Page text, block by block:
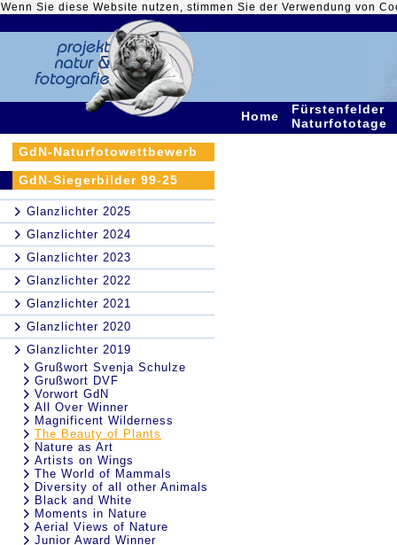
Wenn Sie diese Website nutzen, stimmen Sie der Verwendung von
Home
Fürstenfelder
Naturfototage
GdN-Naturfotowettbewerb
GdN-Siegerbilder 99-25
Glanzlichter 2025
Glanzlichter 2024
Glanzlichter 2023
Glanzlichter 2022
Glanzlichter 2021
Glanzlichter 2020
Glanzlichter 2019
Grußwort Svenja Schulze
Grußwort DVF
Vorwort GdN
All Over Winner
Magnificent Wilderness
The Beauty of Plants
Nature as Art
Artists on Wings
The World of Mammals
Diversity of all other Animals
Black and White
Moments in Nature
Aerial Views of Nature
Junior Award Winner